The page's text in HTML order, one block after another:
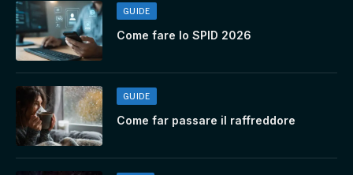
GUIDE
Come fare lo SPID 2026
GUIDE
Come far passare il raffreddore